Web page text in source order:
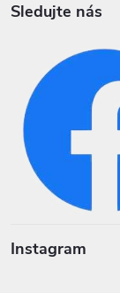
Sledujte nás
Instagram